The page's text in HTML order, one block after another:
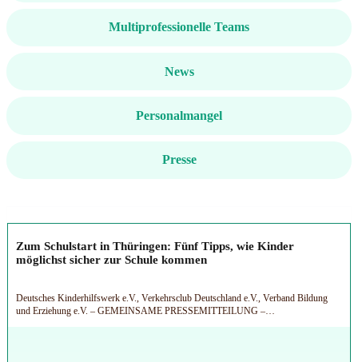
Multiprofessionelle Teams
News
Personalmangel
Presse
Zum Schulstart in Thüringen: Fünf Tipps, wie Kinder
möglichst sicher zur Schule kommen
Deutsches Kinderhilfswerk e.V., Verkehrsclub Deutschland e.V., Verband Bildung
und Erziehung e.V. – GEMEINSAME PRESSEMITTEILUNG –…